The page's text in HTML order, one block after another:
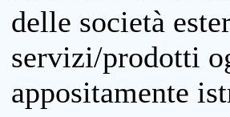
delle società
servizi/prodotti
appositamente